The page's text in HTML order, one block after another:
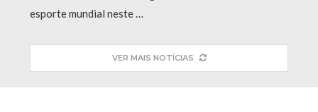
esporte mundial neste …
VER MAIS NOTÍCIAS